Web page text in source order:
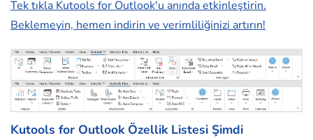
Tek tıkla Kutools for Outlook'u anında etkinleştirin.
Beklemeyin, hemen indirin ve verimliliğinizi artırın!
Kutools for Outlook Özellik Listesi Şimdi